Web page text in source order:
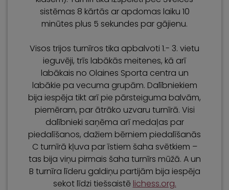
sistēmas 8 kārtās ar apdomas laiku 10
minūtes plus 5 sekundes par gājienu.
Visos trijos turnīros tika apbalvoti 1.- 3. vietu
ieguvēji, trīs labākās meitenes, kā arī
labākais no Olaines Sporta centra un
labākie pa vecuma grupām. Dalībniekiem
bija iespēja tikt arī pie pārsteiguma balvām,
piemēram, par ātrāko uzvaru turnīrā. Visi
dalībnieki saņēma arī medaļas par
piedalīšanos, dažiem bērniem piedalīšanās
C turnīrā kļuva par īstiem šaha svētkiem –
tas bija viņu pirmais šaha turnīrs mūžā. A un
B turnīra līderu galdiņu partijām bija iespēja
sekot līdzi tiešsaistē lichess.org.